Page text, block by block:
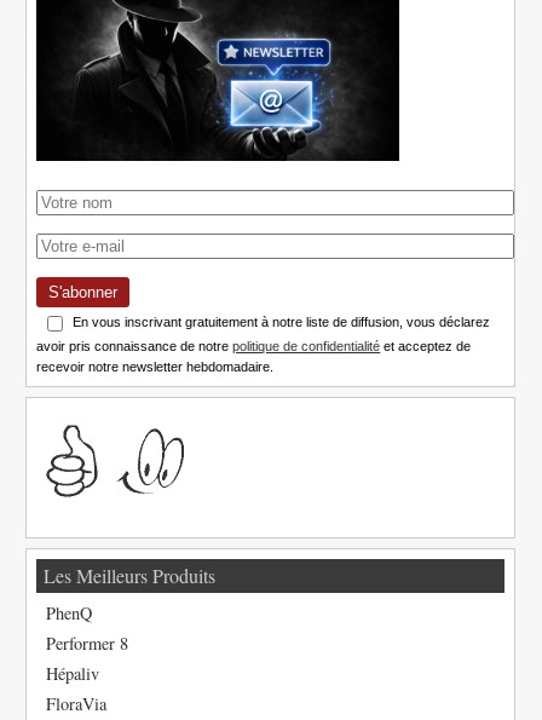
S'abonner
En vous inscrivant gratuitement à notre liste de diffusion, vous déclarez
avoir pris connaissance de notrepolitique de confidentialité et acceptez de
recevoir notre newsletter hebdomadaire.
Les Meilleurs Produits
PhenQ
Performer 8
Hépaliv
FloraVia